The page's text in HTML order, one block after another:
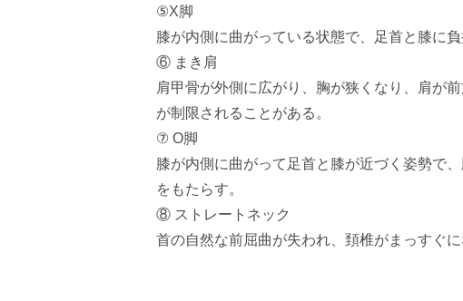
⑤X脚
膝が内側に曲がっている状態で、足首と膝に負
⑥ まき肩
肩甲骨が外側に広がり、胸が狭くなり、肩が
が制限されることがある。
⑦ O脚
膝が内側に曲がって足首と膝が近づく姿勢で
をもたらす。
⑧ ストレートネック
首の自然な前屈曲が失われ、頚椎がまっすぐ